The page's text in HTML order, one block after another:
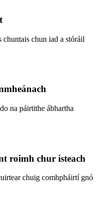
chun iad a stóráil
na páirtithe ábhartha
roimh chur isteach
chuig comhpháirtí gnó